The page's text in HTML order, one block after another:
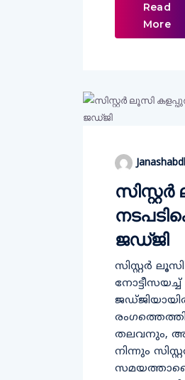
Read
More
ജഡ്ജി
സിസ്റ്റര്‍
തലവനും,
നിന്നും